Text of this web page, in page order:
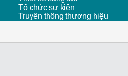
Tổ chức sự kiện
Truyền thông thương hiệu